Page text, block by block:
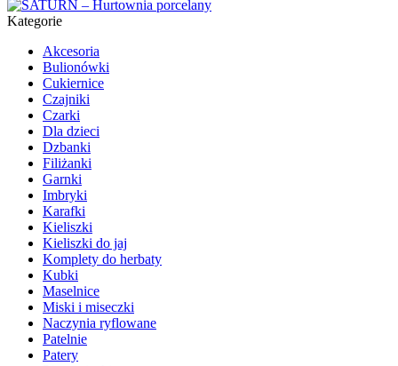
Kategorie
Akcesoria
Bulionówki
Cukiernice
Czajniki
Czarki
Dla dzieci
Dzbanki
Filiżanki
Garnki
Imbryki
Karafki
Kieliszki
Kieliszki do jaj
Komplety do herbaty
Kubki
Maselnice
Miski i miseczki
Naczynia ryflowane
Patelnie
Patery